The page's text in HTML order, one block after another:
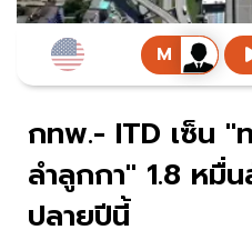
กทพ.- ITD เซ็น "
ลำลูกกา" 1.8 หมื่
ปลายปีนี้